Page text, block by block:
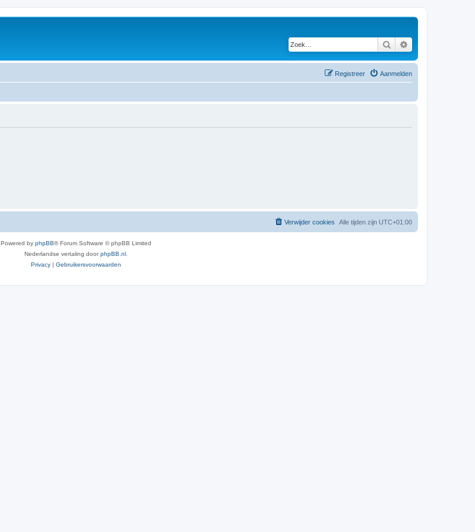
Zoek
Aanmelden
Registreer
Alle tijden zijn UTC+01:00
Verwijder cookies
Powered by phpBB® Forum Software © phpBB Limited
Nederlandse vertaling doorphpBB.nl
Privacy | Gebruikersvoorwaarden